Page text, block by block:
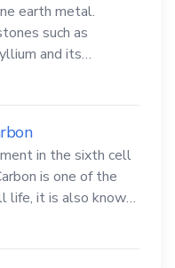
earth metal.
such as
and its
in the sixth cell
is one of the
life, it is also known